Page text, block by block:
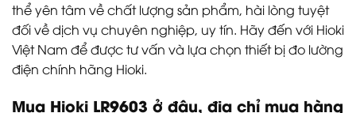
thể yên tâm về chất lượng sản phẩm, hài lòng tuyệt
đối về dịch vụ chuyên nghiệp, uy tín. Hãy đến với Hioki
Việt Nam để được tư vấn và lựa chọn thiết bị đo lường
điện chính hãng Hioki.
Mua Hioki LR9603 ở đâu, địa chỉ mua hàng